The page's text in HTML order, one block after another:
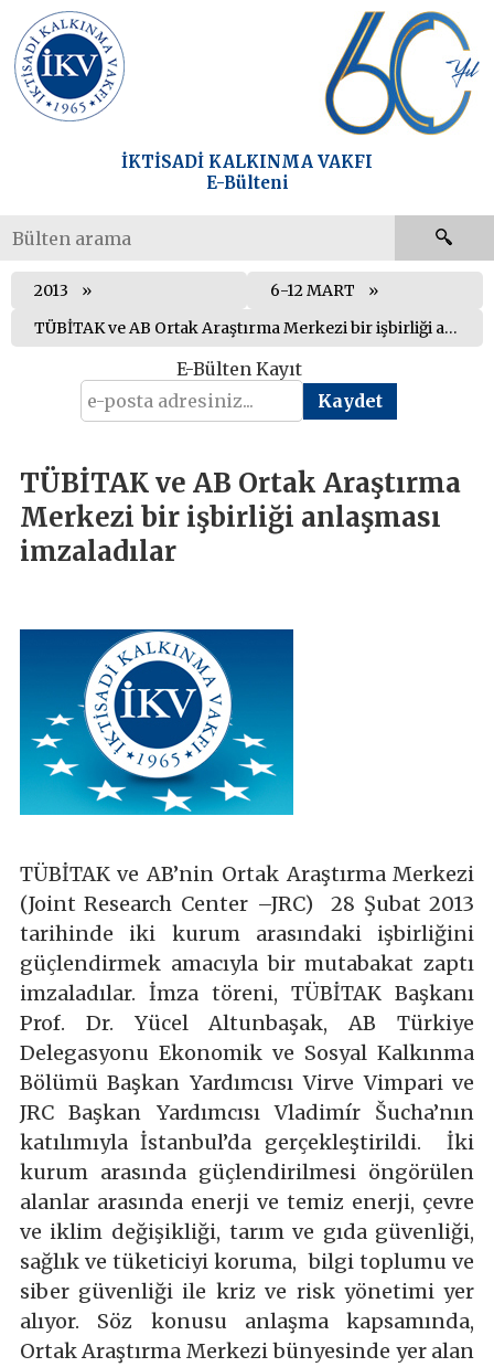
İKTİSADİ KALKINMA VAKFI
E-Bülteni
2013
6-12 MART
TÜBİTAK ve AB Ortak Araştırma Merkezi bir işbirliği anlaşması imzaladılar
E-Bülten Kayıt
TÜBİTAK ve AB Ortak Araştırma
Merkezi bir işbirliği anlaşması
imzaladılar
TÜBİTAK ve AB’nin Ortak Araştırma Merkezi
(Joint Research Center –JRC) 28 Şubat 2013
tarihinde iki kurum arasındaki işbirliğini
güçlendirmek amacıyla bir mutabakat zaptı
imzaladılar. İmza töreni, TÜBİTAK Başkanı
Prof. Dr. Yücel Altunbaşak, AB Türkiye
Delegasyonu Ekonomik ve Sosyal Kalkınma
Bölümü Başkan Yardımcısı Virve Vimpari ve
JRC Başkan Yardımcısı Vladimír Šucha’nın
katılımıyla İstanbul’da gerçekleştirildi. İki
kurum arasında güçlendirilmesi öngörülen
alanlar arasında enerji ve temiz enerji, çevre
ve iklim değişikliği, tarım ve gıda güvenliği,
sağlık ve tüketiciyi koruma, bilgi toplumu ve
siber güvenliği ile kriz ve risk yönetimi yer
alıyor. Söz konusu anlaşma kapsamında,
Ortak Araştırma Merkezi bünyesinde yer alan